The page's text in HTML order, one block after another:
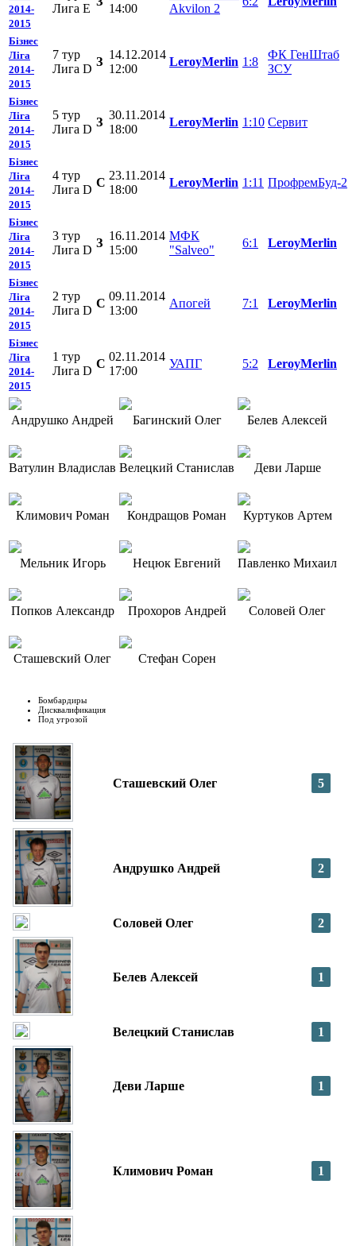
2014-
2015
Лига E
14:00
Akvilon 2
Бізнес
Ліга
2014-
2015
7 тур
Лига D
З
14.12.2014
12:00
LeroyMerlin 1:8
ФК ГенШтаб
ЗСУ
Бізнес
Ліга
2014-
2015
5 тур
Лига D
З
30.11.2014
18:00
LeroyMerlin 1:10 Сервит
Бізнес
Ліга
2014-
2015
4 тур
Лига D
C
23.11.2014
18:00
LeroyMerlin 1:11 ПрофремБуд-2
Бізнес
Ліга
2014-
2015
3 тур
Лига D
З
16.11.2014
15:00
МФК
"Salveo"
6:1 LeroyMerlin
Бізнес
Ліга
2014-
2015
2 тур
Лига D
C
09.11.2014
13:00
Апогей 7:1 LeroyMerlin
Бізнес
Ліга
2014-
2015
1 тур
Лига D
C
02.11.2014
17:00
УАПГ 5:2 LeroyMerlin
Андрушко Андрей Багинский Олег Белев Алексей
Ватулин Владислав Велецкий Станислав Деви Ларше
Климович Роман Кондращов Роман Куртуков Артем
Мельник Игорь Нецюк Евгений Павленко Михаил
Попков Александр Прохоров Андрей Соловей Олег
Сташевский Олег Стефан Сорен
Бомбардиры
Дисквалификация
Под угрозой
Сташевский Олег 5
Андрушко Андрей 2
Соловей Олег 2
Белев Алексей 1
Велецкий Станислав 1
Деви Ларше 1
Климович Роман 1